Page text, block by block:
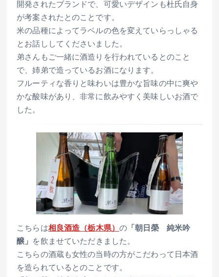
開発されたブランドで、可愛いデザインも杜氏自身
が考案されたとのことです。
米の品種によってラベルの色を変えていらっしゃる
とお話ししてくださいました。
弟さんもご一緒に酒造りを行われているとのこと
で、姉弟で造っているお酒になります。
フルーティな香りと味わいは豊かな旨味の中に爽や
かな酸味があり、非常に飲みやすく美味しいお酒で
した。
こちらは相良酒造（栃木県） の 「朝日榮 純米吟
醸」
を飲ませていただきました。
こちらの酒蔵も女性の当時の方がこだわって日本酒
を造られているとのことです。